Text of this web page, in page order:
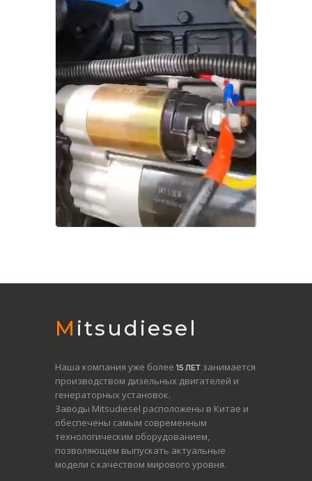
Mitsudiesel
Наша компания уже более 15 ЛЕТ занимается
производством дизельных двигателей и
генераторных установок.
Заводы Mitsudiesel расположены в Китае и
обеспечены самым современным
технологическим оборудованием,
позволяющем выпускать актуальные
модели с качеством мирового уровня.